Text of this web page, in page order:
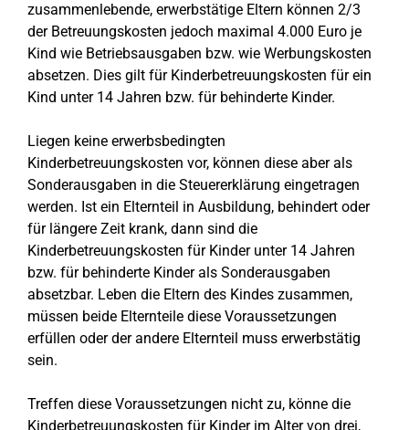
zusammenlebende, erwerbstätige Eltern können 2/3
der Betreuungskosten jedoch maximal 4.000 Euro je
Kind wie Betriebsausgaben bzw. wie Werbungskosten
absetzen. Dies gilt für Kinderbetreuungskosten für ein
Kind unter 14 Jahren bzw. für behinderte Kinder.
Liegen keine erwerbsbedingten
Kinderbetreuungskosten vor, können diese aber als
Sonderausgaben in die Steuererklärung eingetragen
werden. Ist ein Elternteil in Ausbildung, behindert oder
für längere Zeit krank, dann sind die
Kinderbetreuungskosten für Kinder unter 14 Jahren
bzw. für behinderte Kinder als Sonderausgaben
absetzbar. Leben die Eltern des Kindes zusammen,
müssen beide Elternteile diese Voraussetzungen
erfüllen oder der andere Elternteil muss erwerbstätig
sein.
Treffen diese Voraussetzungen nicht zu, könne die
Kinderbetreuungskosten für Kinder im Alter von drei,